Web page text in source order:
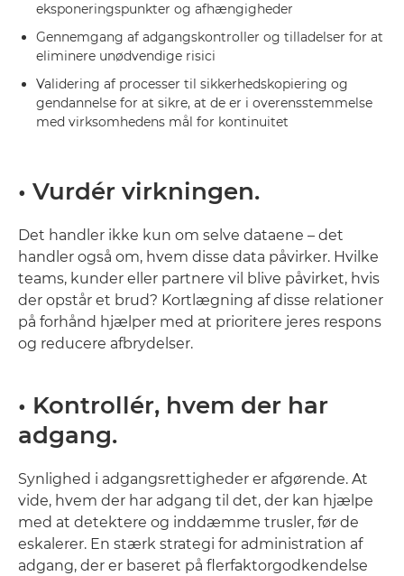
eksponeringspunkter og afhængigheder
Gennemgang af adgangskontroller og tilladelser for at
eliminere unødvendige risici
Validering af processer til sikkerhedskopiering og
gendannelse for at sikre, at de er i overensstemmelse
med virksomhedens mål for kontinuitet
• Vurdér virkningen.
Det handler ikke kun om selve dataene – det
handler også om, hvem disse data påvirker. Hvilke
teams, kunder eller partnere vil blive påvirket, hvis
der opstår et brud? Kortlægning af disse relationer
på forhånd hjælper med at prioritere jeres respons
og reducere afbrydelser.
• Kontrollér, hvem der har
adgang.
Synlighed i adgangsrettigheder er afgørende. At
vide, hvem der har adgang til det, der kan hjælpe
med at detektere og inddæmme trusler, før de
eskalerer. En stærk strategi for administration af
adgang, der er baseret på flerfaktorgodkendelse